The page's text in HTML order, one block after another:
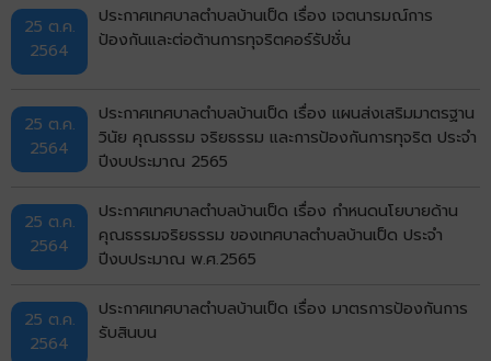
25 ต.ค.
2564
ประกาศเทศบาลตำบลบ้านเป็ด เรื่อง เจตนารมณ์การ
ป้องกันและต่อต้านการทุจริตคอร์รัปชั่น
25 ต.ค.
2564
ประกาศเทศบาลตำบลบ้านเป็ด เรื่อง แผนส่งเสริมมาตรฐาน
วินัย คุณธรรม จริยธรรม และการป้องกันการทุจริต ประจำ
ปีงบประมาณ 2565
25 ต.ค.
2564
ประกาศเทศบาลตำบลบ้านเป็ด เรื่อง กำหนดนโยบายด้าน
คุณธรรมจริยธรรม ของเทศบาลตำบลบ้านเป็ด ประจำ
ปีงบประมาณ พ.ศ.2565
25 ต.ค.
2564
ประกาศเทศบาลตำบลบ้านเป็ด เรื่อง มาตรการป้องกันการ
รับสินบน